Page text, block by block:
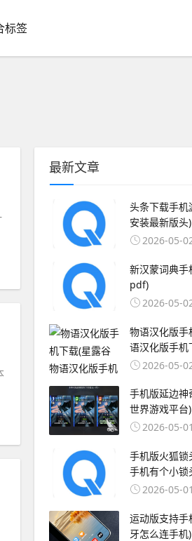
标签
最新文章
头条下载手机
安装最新版头)
2026-05-
新汉蒙词典手
pdf)
2026-05-
物语汉化版手
语汉化版手机
2026-05-
手机版延边神
世界游戏平台)
2026-05-01
手机版火狐锁
手机有个小锁
2026-05-01
运动版支持手
牙怎么连手机)